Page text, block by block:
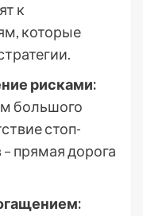
к
которые
рисками:
большого
стоп-
прямая дорога